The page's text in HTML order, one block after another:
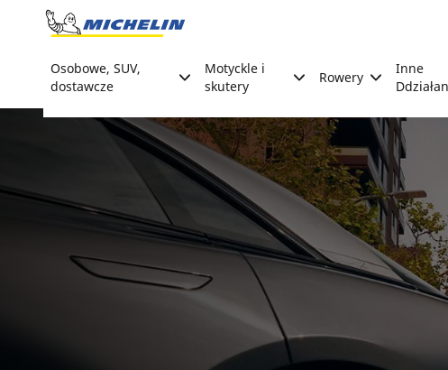
Go to page content
Osobowe, SUV,
dostawcze
Motyckle i
skutery
Rowery
Inne